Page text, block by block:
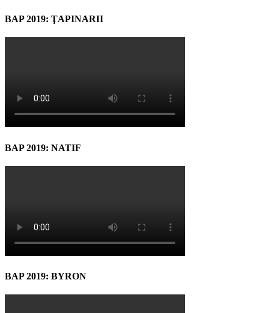
BAP 2019: ŢAPINARII
BAP 2019: NATIF
BAP 2019: BYRON